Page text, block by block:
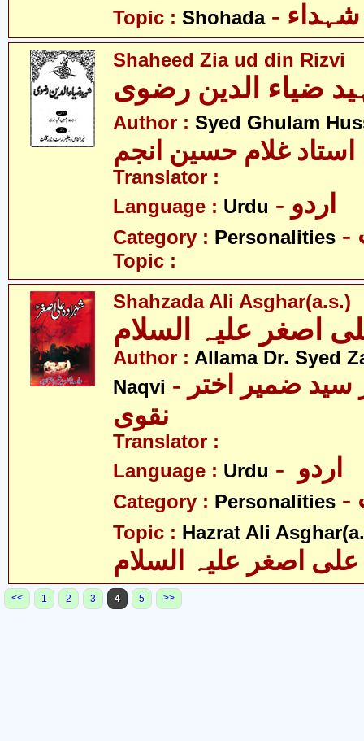
Topic : Shohada - شہداء
Shaheed Zia ud din Rizvi
ضیاء الدین رضوی
Author : Syed Ghulam
استاد غلام حسین انجم
Translator :
Language : Urdu - اردو
Category : Personalities
Topic :
Shahzada Ali Asghar(a.s.)
Author : Allama Dr. Syed
Naqvi - علامہ ڈاکٹر سید ضمیر اختر
نقوی
Translator :
Language : Urdu
Category : Personalities
Topic : Hazrat Ali
علی اصغر علیہ السلام
<< 1 2 3 4 5 >>